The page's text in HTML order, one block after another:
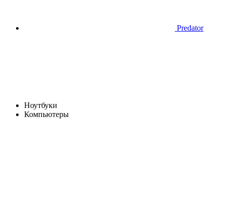
Predator
Ноутбуки
Компьютеры